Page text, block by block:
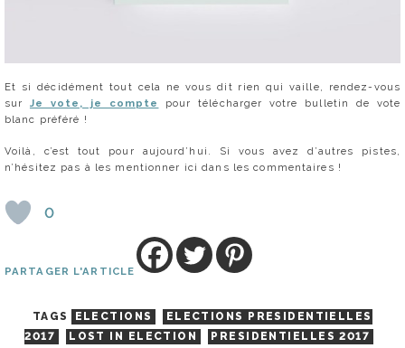
Et si décidément tout cela ne vous dit rien qui vaille, rendez-vous
sur Je vote, je compte
pour télécharger votre bulletin de vote
blanc préféré !
Voilà, c’est tout pour aujourd’hui. Si vous avez d’autres pistes,
n’hésitez pas à les mentionner ici dans les commentaires !
0
PARTAGER L'ARTICLE
TAGS ELECTIONS
ELECTIONS PRESIDENTIELLES
2017
LOST IN ELECTION PRESIDENTIELLES 2017